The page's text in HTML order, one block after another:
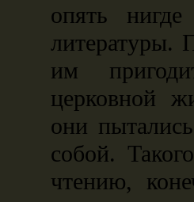
опять
литературы.
им
церковной
они
собой.
чтению,